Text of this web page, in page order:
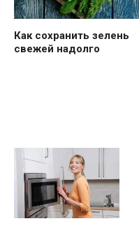
Как сохранить зелень
свежей надолго